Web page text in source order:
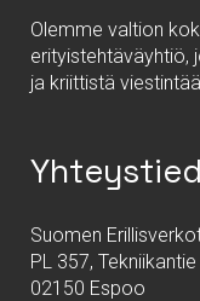
Olemme valtion
erityistehtäväyhtiö,
ja kriittistä
Suomen
PL 357, Tekniikantie
02150 Espoo